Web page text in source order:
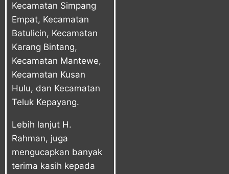
Kecamatan Simpang
Empat, Kecamatan
Batulicin, Kecamatan
Karang Bintang,
Kecamatan Mantewe,
Kecamatan Kusan
Hulu, dan Kecamatan
Teluk Kepayang.
Lebih lanjut H.
Rahman, juga
mengucapkan banyak
terima kasih kepada